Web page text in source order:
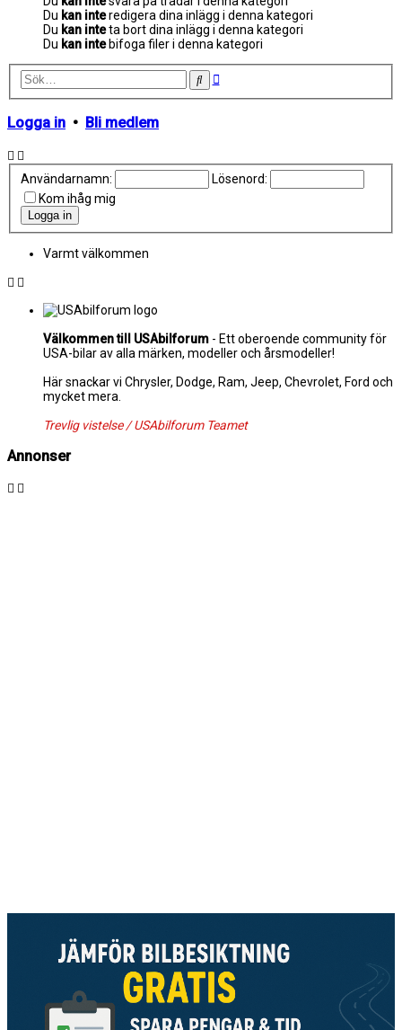
Du kan interedigera dina inlägg i denna kategori
Du kan inteta bort dina inlägg i denna kategori
Du kan intebifoga filer i denna kategori
SökAvancerad
Logga in • Bli medlem
Användarnamn:
Lösenord:
Kom ihåg mig
Varmt välkommen
Välkommen till USAbilforum - Ett oberoende community för
USA-bilar av alla märken, modeller och årsmodeller!
Här snackar vi Chrysler, Dodge, Ram, Jeep, Chevrolet, Ford och
mycket mera.
Trevlig vistelse / USAbilforum Teamet
Annonser